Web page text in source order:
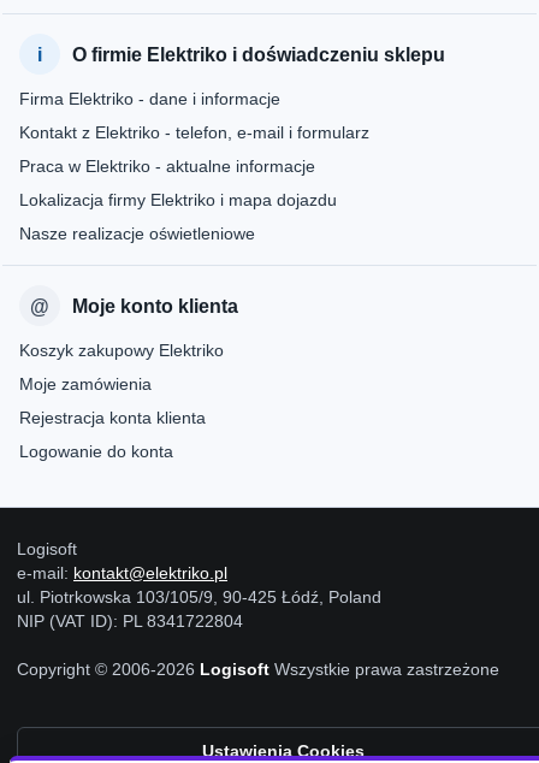
O firmie Elektriko i doświadczeniu sklepu
Firma Elektriko - dane i informacje
Kontakt z Elektriko - telefon, e-mail i formularz
Praca w Elektriko - aktualne informacje
Lokalizacja firmy Elektriko i mapa dojazdu
Nasze realizacje oświetleniowe
Moje konto klienta
Koszyk zakupowy Elektriko
Moje zamówienia
Rejestracja konta klienta
Logowanie do konta
Logisoft
e-mail: kontakt@elektriko.pl
ul. Piotrkowska 103/105/9, 90-425 Łódź, Poland
NIP (VAT ID): PL 8341722804
Copyright © 2006-2026 Logisoft Wszystkie prawa zastrzeżone
Ustawienia Cookies